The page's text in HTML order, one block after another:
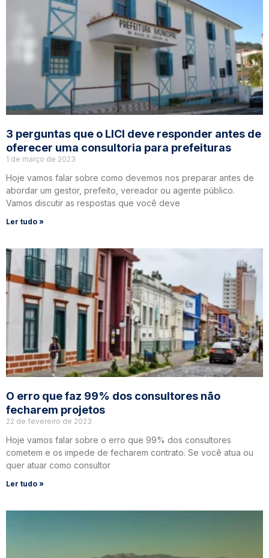
3 perguntas que o LICI deve responder antes de
oferecer uma consultoria para prefeituras
1 de março de 2023
Hoje vamos falar sobre como devemos nos preparar antes de
abordar um gestor, prefeito, vereador ou agente público.
Vamos discutir as respostas que você deve
Ler tudo »
O erro que faz 99% dos consultores não
fecharem projetos
22 de fevereiro de 2023
Hoje vamos falar sobre o erro que 99% dos consultores
cometem e os impede de fecharem contrato. Se você atua ou
quer atuar como consultor
Ler tudo »